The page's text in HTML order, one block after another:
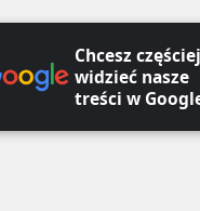
Chcesz częściej
widzieć nasze
treści w